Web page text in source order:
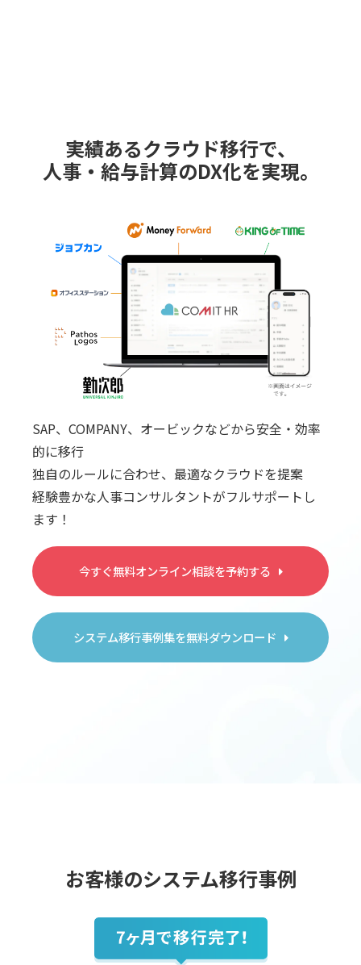
実績あるクラウド移行で、
人事・給与計算のDX化を実現。
SAP、COMPANY、オービックなどから安全・効率
的に移行
独自のルールに合わせ、最適なクラウドを提案
経験豊かな人事コンサルタントがフルサポートし
ます！
今すぐ無料オンライン相談を予約する
システム移行事例集を無料ダウンロード
お客様のシステム移行事例